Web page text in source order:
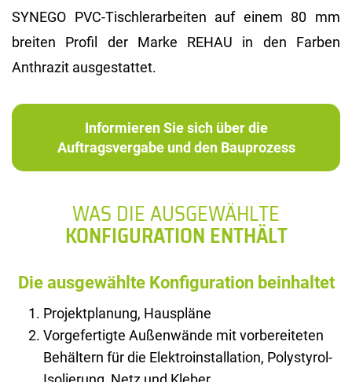
SYNEGO PVC-Tischlerarbeiten auf einem 80 mm
breiten Profil der Marke REHAU in den Farben
Anthrazit ausgestattet.
Informieren Sie sich über die
Auftragsvergabe und den Bauprozess
WAS DIE AUSGEWÄHLTE
KONFIGURATION ENTHÄLT
Die ausgewählte Konfiguration beinhaltet
Projektplanung, Hauspläne
Vorgefertigte Außenwände mit vorbereiteten
Behältern für die Elektroinstallation, Polystyrol-